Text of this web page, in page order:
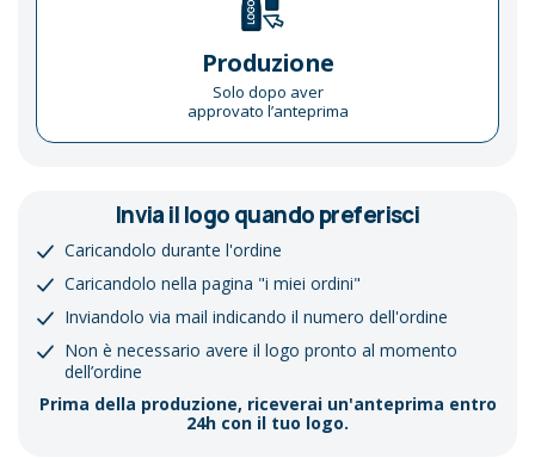
Produzione
Solo dopo aver
approvato l’anteprima
Invia il logo quando preferisci
Caricandolo durante l'ordine
Caricandolo nella pagina "i miei ordini"
Inviandolo via mail indicando il numero dell'ordine
Non è necessario avere il logo pronto al momento
dell’ordine
Prima della produzione, riceverai un'anteprima entro
24h con il tuo logo.